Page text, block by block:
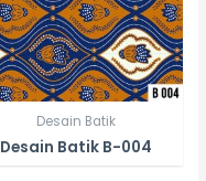
Desain Batik
Desain Batik B-004